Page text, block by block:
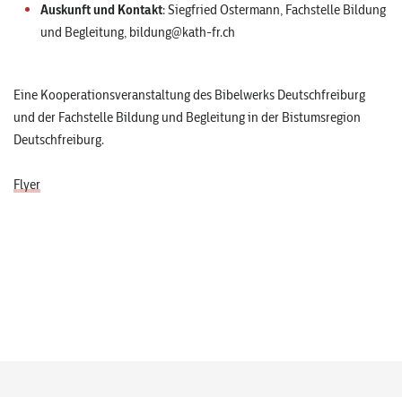
Auskunft und Kontakt: Siegfried Ostermann, Fachstelle Bildung
und Begleitung, bildung@kath-fr.ch
Eine Kooperationsveranstaltung des Bibelwerks Deutschfreiburg
und der Fachstelle Bildung und Begleitung in der Bistumsregion
Deutschfreiburg.
Flyer